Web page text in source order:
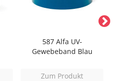
587 Alfa UV-
Gewebeband Blau
Zum Produkt